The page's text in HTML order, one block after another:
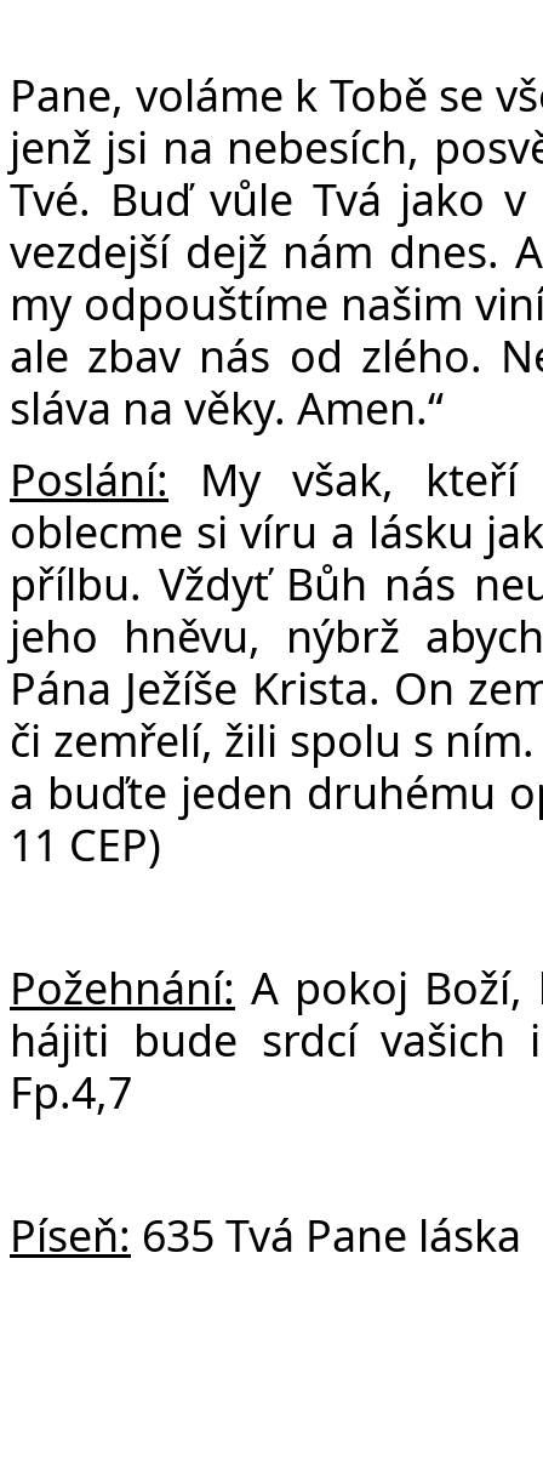
Pane, voláme k Tobě se
jenž jsi na nebesích, posv
Tvé. Buďvůle Tvá jako
vezdejší dejž nám dnes.
my odpouštíme našim
ale zbav nás od zlého.
sláva na věky. Amen.“
Poslání:
My však,
oblecme si víru a lásku
přílbu. Vždyť Bůh nás
jeho hněvu, nýbrž
Pána Ježíše Krista. On
či zemřelí, žili spolu s
a buďte jeden druhému
11 CEP)
Požehnání: A pokoj Boží,
hájiti bude srdcí vašich
Fp.4,7
Píseň: 635 Tvá Pane láska